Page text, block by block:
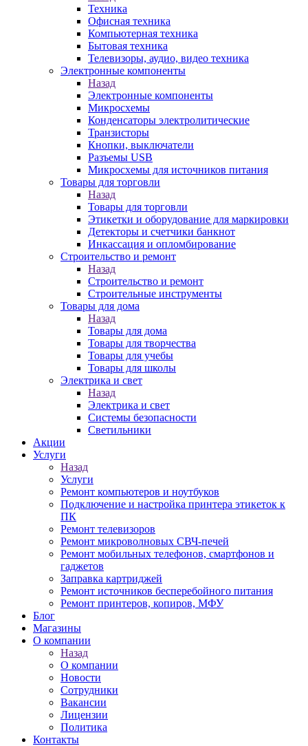
Техника
Офисная техника
Компьютерная техника
Бытовая техника
Телевизоры, аудио, видео техника
Электронные компоненты
Назад
Электронные компоненты
Микросхемы
Конденсаторы электролитические
Транзисторы
Кнопки, выключатели
Разъемы USB
Микросхемы для источников питания
Товары для торговли
Назад
Товары для торговли
Этикетки и оборудование для маркировки
Детекторы и счетчики банкнот
Инкассация и опломбирование
Строительство и ремонт
Назад
Строительство и ремонт
Строительные инструменты
Товары для дома
Назад
Товары для дома
Товары для творчества
Товары для учебы
Товары для школы
Электрика и свет
Назад
Электрика и свет
Системы безопасности
Светильники
Акции
Услуги
Назад
Услуги
Ремонт компьютеров и ноутбуков
Подключение и настройка принтера этикеток к
ПК
Ремонт телевизоров
Ремонт микроволновых СВЧ-печей
Ремонт мобильных телефонов, смартфонов и
гаджетов
Заправка картриджей
Ремонт источников бесперебойного питания
Ремонт принтеров, копиров, МФУ
Блог
Магазины
О компании
Назад
О компании
Новости
Сотрудники
Вакансии
Лицензии
Политика
Контакты